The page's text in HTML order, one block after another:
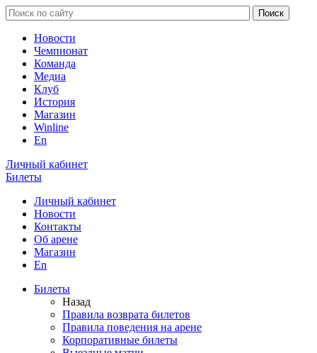
Новости
Чемпионат
Команда
Медиа
Клуб
История
Магазин
Winline
En
Личный кабинет
Билеты
Личный кабинет
Новости
Контакты
Об арене
Магазин
En
Билеты
Назад
Правила возврата билетов
Правила поведения на арене
Корпоративные билеты